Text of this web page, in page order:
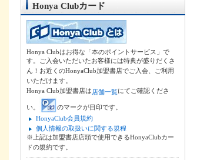
Honya Clubカード
Honya Clubはお得な「本のポイントサービス」で
す。ご入会いただいたお客様には特典が盛りだくさ
ん！お近くのHonyaClub加盟書店でご入会、ご利用
いただけます。
Honya Club加盟書店は店舗一覧にてご確認くださ
い。
のマークが目印です。
HonyaClub会員規約
個人情報の取扱いに関する規程
※上記は加盟書店店頭で使用できるHonyaClubカー
ドの規約です。